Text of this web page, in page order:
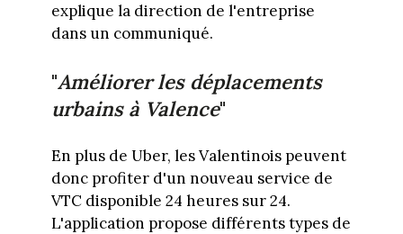
explique la direction de l'entreprise
dans un communiqué.
"Améliorer les déplacements
urbains à Valence"
En plus de Uber, les Valentinois peuvent
donc profiter d'un nouveau service de
VTC disponible 24 heures sur 24.
L'application propose différents types de